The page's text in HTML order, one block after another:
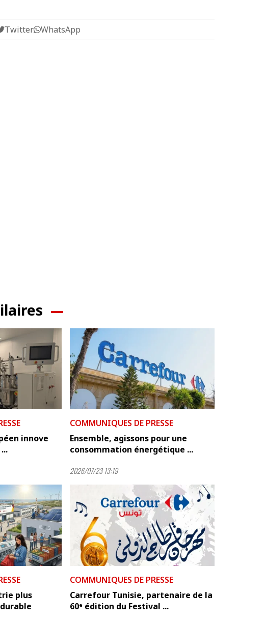
Twitter WhatsApp
innove
COMMUNIQUES DE PRESSE
Ensemble, agissons pour une
consommation énergétique ...
2026/07/23 13:19
plus
COMMUNIQUES DE PRESSE
Carrefour Tunisie, partenaire de la
60ᵉ édition du Festival ...